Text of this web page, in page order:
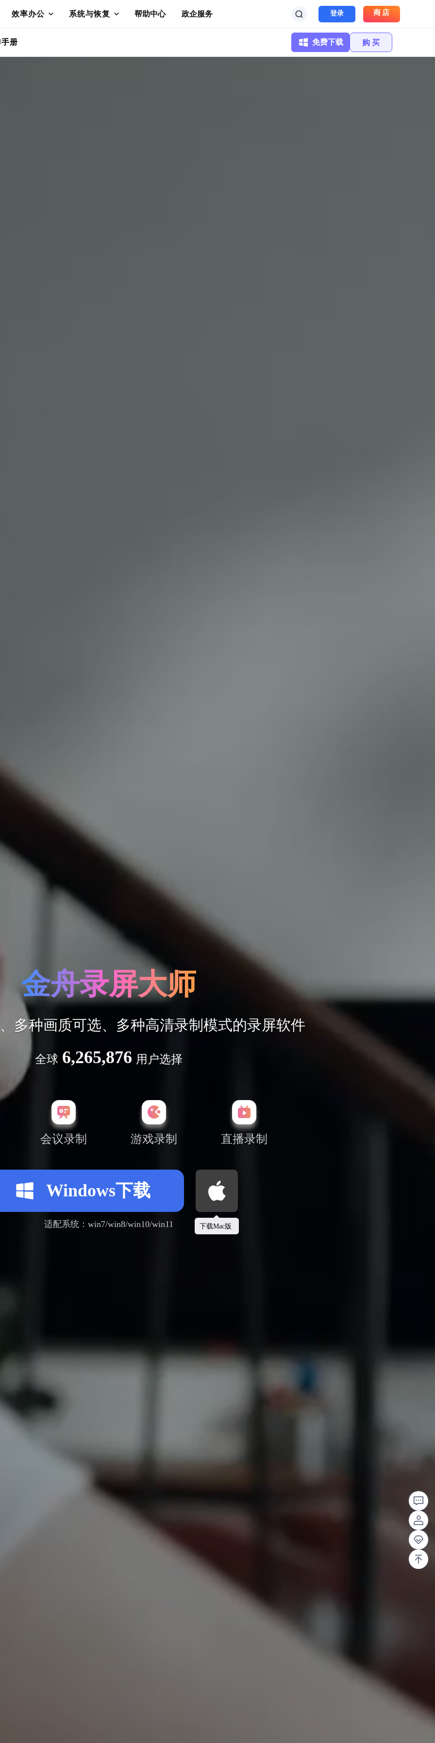
效率办公 系统与恢复 帮助中心 政企服务 登录 商店
册 免费下载 购 买
金舟录屏大师
多种画质可选、多种高清录制模式的录屏软件
全球 6,265,876 用户选择
会议录制 游戏录制 直播录制
Windows下载
下载Mac版
适配系统：win7/win8/win10/win11